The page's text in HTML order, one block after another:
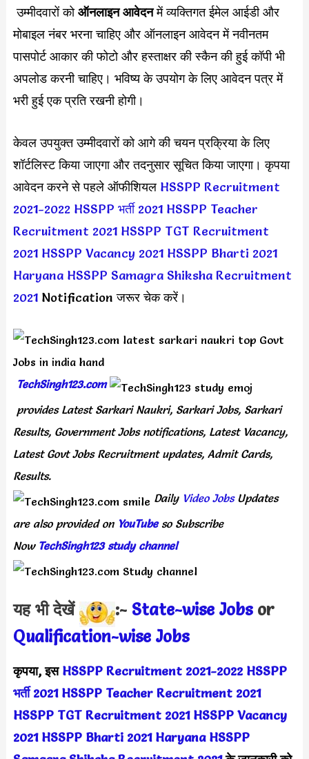
उम्मीदवारों कोऑनलाइन आवेदनमें व्यक्तिगत ईमेल आईडी और
मोबाइल नंबर भरना चाहिए और ऑनलाइन आवेदन में नवीनतम
पासपोर्ट आकार की फोटो और हस्ताक्षर की स्कैन की हुई कॉपी भी
अपलोड करनी चाहिए। भविष्य के उपयोग के लिए आवेदन पत्र में
भरी हुई एक प्रति रखनी होगी।
केवल उपयुक्त उम्मीदवारों को आगे की चयन प्रक्रिया के लिए
शॉर्टलिस्ट किया जाएगा और तदनुसार सूचित किया जाएगा। कृपया
आवेदन करने से पहले ऑफीशियल HSSPP Recruitment
2021-2022 HSSPP भर्ती 2021 HSSPP Teacher
Recruitment 2021 HSSPP TGT Recruitment
2021 HSSPP Vacancy 2021 HSSPP Bharti 2021
Haryana HSSPP Samagra Shiksha Recruitment
2021Notification जरूर चेक करें।
TechSingh123.com
provides Latest Sarkari Naukri, Sarkari Jobs, Sarkari
Results, Government Jobs notifications, Latest Vacancy,
Latest Govt Jobs Recruitment updates, Admit Cards,
Results.
Daily Video JobsUpdates
are also provided on YouTubeso Subscribe
Now TechSingh123 study channel
यह भी देखें :- State-wise Jobs or
Qualification-wise Jobs
कृपया, इस HSSPP Recruitment 2021-2022 HSSPP
भर्ती 2021 HSSPP Teacher Recruitment 2021
HSSPP TGT Recruitment 2021 HSSPP Vacancy
2021 HSSPP Bharti 2021 Haryana HSSPP